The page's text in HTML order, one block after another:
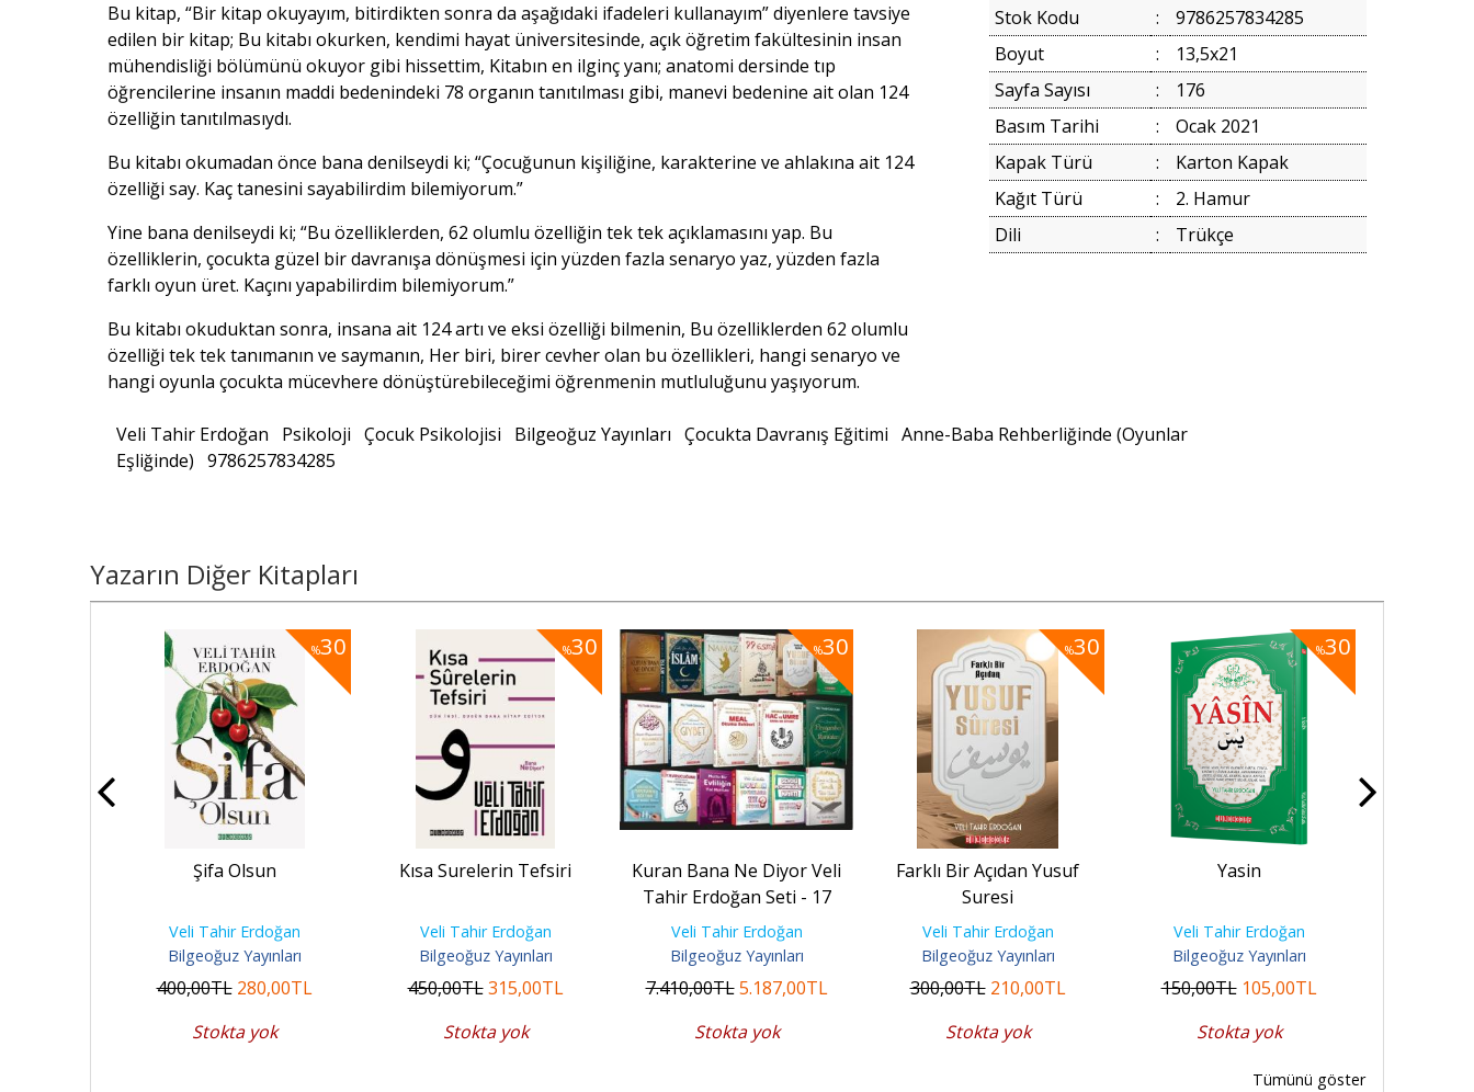
Bu kitap, “Bir kitap okuyayım, bitirdikten sonra da aşağıdaki ifadeleri kullanayım” diyenlere tavsiye
edilen bir kitap; Bu kitabı okurken, kendimi hayat üniversitesinde, açık öğretim fakültesinin insan
mühendisliği bölümünü okuyor gibi hissettim, Kitabın en ilginç yanı; anatomi dersinde tıp
öğrencilerine insanın maddi bedenindeki 78 organın tanıtılması gibi, manevi bedenine ait olan 124
özelliğin tanıtılmasıydı.
Bu kitabı okumadan önce bana denilseydi ki; “Çocuğunun kişiliğine, karakterine ve ahlakına ait 124
özelliği say. Kaç tanesini sayabilirdim bilemiyorum.”
Yine bana denilseydi ki; “Bu özelliklerden, 62 olumlu özelliğin tek tek açıklamasını yap. Bu
özelliklerin, çocukta güzel bir davranışa dönüşmesi için yüzden fazla senaryo yaz, yüzden fazla
farklı oyun üret. Kaçını yapabilirdim bilemiyorum.”
Bu kitabı okuduktan sonra, insana ait 124 artı ve eksi özelliği bilmenin, Bu özelliklerden 62 olumlu
özelliği tek tek tanımanın ve saymanın, Her biri, birer cevher olan bu özellikleri, hangi senaryo ve
hangi oyunla çocukta mücevhere dönüştürebileceğimi öğrenmenin mutluluğunu yaşıyorum.
Stok Kodu :
9786257834285
Boyut
:
13,5x21
Sayfa Sayısı
:
176
Basım Tarihi
:
Ocak 2021
Kapak Türü
:
Karton Kapak
Kağıt Türü
:
2. Hamur
Dili
: Trükçe
Veli Tahir Erdoğan Psikoloji Çocuk Psikolojisi Bilgeoğuz Yayınları Çocukta Davranış Eğitimi Anne-Baba Rehberliğinde (Oyunlar
Eşliğinde) 9786257834285
Yazarın Diğer Kitapları
%30
Şifa Olsun
Veli Tahir Erdoğan
Bilgeoğuz Yayınları
400,00TL 280,00TL
Stokta yok
%30
Kısa Surelerin Tefsiri
Veli Tahir Erdoğan
Bilgeoğuz Yayınları
450,00TL 315,00TL
Stokta yok
%30
Kuran Bana Ne Diyor Veli
Tahir Erdoğan Seti - 17
Kitap
Veli Tahir Erdoğan
Bilgeoğuz Yayınları
7.410,00TL 5.187,00TL
Stokta yok
%30
Farklı Bir Açıdan Yusuf
Suresi
Veli Tahir Erdoğan
Bilgeoğuz Yayınları
300,00TL 210,00TL
Stokta yok
%30
Yasin
Veli Tahir Erdoğan
Bilgeoğuz Yayınları
150,00TL 105,00TL
Stokta yok
Tümünü göster